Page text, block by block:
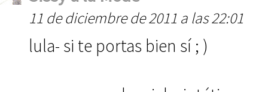
11 de diciembre de 2011 a las 22:01
lula- si te portas bien sí ; )